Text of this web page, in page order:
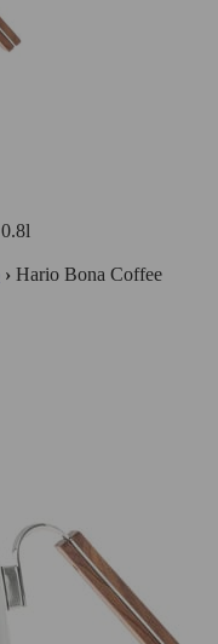
› Hario Bona Coffee